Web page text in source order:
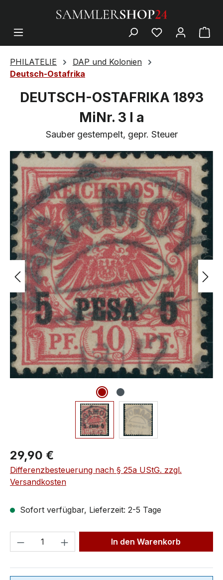
PHILATELIE
DAP und Kolonien
Deutsch-Ostafrika
DEUTSCH-OSTAFRIKA 1893
MiNr. 3 I a
Sauber gestempelt, gepr. Steuer
29,90 €
Differenzbesteuerung nach § 25a UStG. zzgl.
Versandkosten
Sofort verfügbar, Lieferzeit: 2-5 Tage
In den Warenkorb